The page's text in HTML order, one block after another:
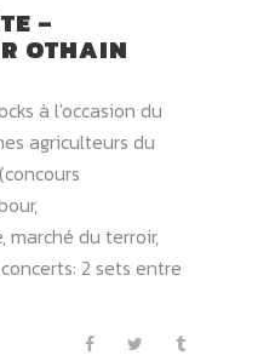
–
OTHAIN
à l'occasion du
agriculteurs du
du terroir,
2 sets entre